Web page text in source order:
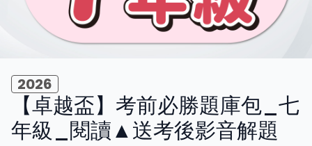
2026
【卓越盃】考前必勝題庫包_七
年級_閱讀▲送考後影音解題